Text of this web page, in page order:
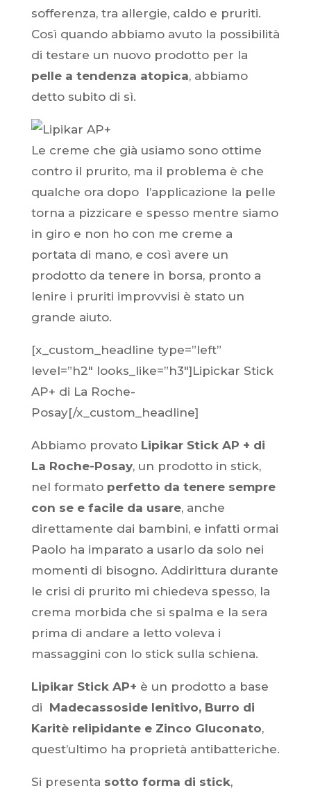
sofferenza, tra allergie, caldo e pruriti.
Così quando abbiamo avuto la possibilità
di testare un nuovo prodotto per la
pelle a tendenza atopica, abbiamo
detto subito di sì.
Le creme che già usiamo sono ottime
contro il prurito, ma il problema è che
qualche ora dopo
l’applicazione la pelle
torna a pizzicare e spesso mentre siamo
in giro e non ho con me creme a
portata di mano, e così avere un
prodotto da tenere in borsa, pronto a
lenire i pruriti improvvisi è stato un
grande aiuto.
[x_custom_headline type=”left”
level=”h2″ looks_like=”h3″]Lipickar Stick
AP+ di La Roche-
Posay[/x_custom_headline]
Abbiamo provato Lipikar Stick AP + di
La Roche-Posay, un prodotto in stick,
nel formato perfetto da tenere sempre
con se e facile da usare, anche
direttamente dai bambini, e infatti ormai
Paolo ha imparato a usarlo da solo nei
momenti di bisogno. Addirittura durante
le crisi di prurito mi chiedeva spesso, la
crema morbida che si spalma e la sera
prima di andare a letto voleva i
massaggini con lo stick sulla schiena.
Lipikar Stick AP+ è un prodotto a base
di Madecassoside lenitivo, Burro di
Karitè relipidante e Zinco Gluconato,
quest’ultimo ha proprietà antibatteriche.
Si presenta sotto forma di stick,